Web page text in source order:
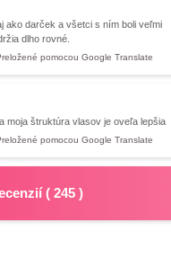
ako darček a všetci s ním boli veľmi
dlho rovné.
pomocou Google Translate
moja štruktúra vlasov je oveľa lepšia
pomocou Google Translate
( 245)